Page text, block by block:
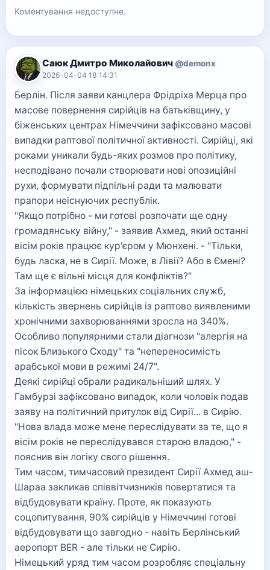
Коментування недоступне.
Саюк Дмитро Миколайович @demonx
2026-04-04 18:14:31
Берлін. Після заяви канцлера Фрідріха Мерца про
масове повернення сирійців на батьківщину, у
біженських центрах Німеччини зафіксовано масові
випадки раптової політичної активності. Сирійці, які
роками уникали будь-яких розмов про політику,
несподівано почали створювати нові опозиційні
рухи, формувати підпільні ради та малювати
прапори неіснуючих республік.
"Якщо потрібно - ми готові розпочати ще одну
громадянську війну," - заявив Ахмед, який останні
вісім років працює кур'єром у Мюнхені. - "Тільки,
будь ласка, не в Сирії. Може, в Лівії? Або в Ємені?
Там ще є вільні місця для конфліктів?"
За інформацією німецьких соціальних служб,
кількість звернень сирійців із раптово виявленими
хронічними захворюваннями зросла на 340%.
Особливо популярними стали діагнози "алергія на
пісок Близького Сходу" та "непереносимість
арабської мови в режимі 24/7".
Деякі сирійці обрали радикальніший шлях. У
Гамбурзі зафіксовано випадок, коли чоловік подав
заяву на політичний притулок від Сирії... в Сирію.
"Нова влада може мене переслідувати за те, що я
вісім років не переслідувався старою владою," -
пояснив він логіку свого рішення.
Тим часом, тимчасовий президент Сирії Ахмед аш-
Шараа закликав співвітчизників повертатися та
відбудовувати країну. Проте, як показують
соцопитування, 90% сирійців у Німеччині готові
відбудовувати що завгодно - навіть Берлінський
аеропорт BER - але тільки не Сирію.
Німецький уряд тим часом розробляє спеціальну